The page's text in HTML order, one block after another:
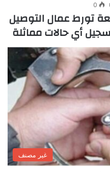
0
تورط عمال التوصيل
أي حالات مماثلة
غير مصنف